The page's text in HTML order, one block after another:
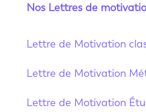
Nos Lettres de
Lettre de Motivation
Lettre de Motivation
Lettre de Motivation